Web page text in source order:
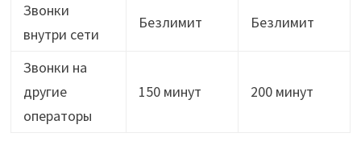
Звонки
внутри сети
Безлимит Безлимит
Звонки на
другие
операторы
150 минут 200 минут